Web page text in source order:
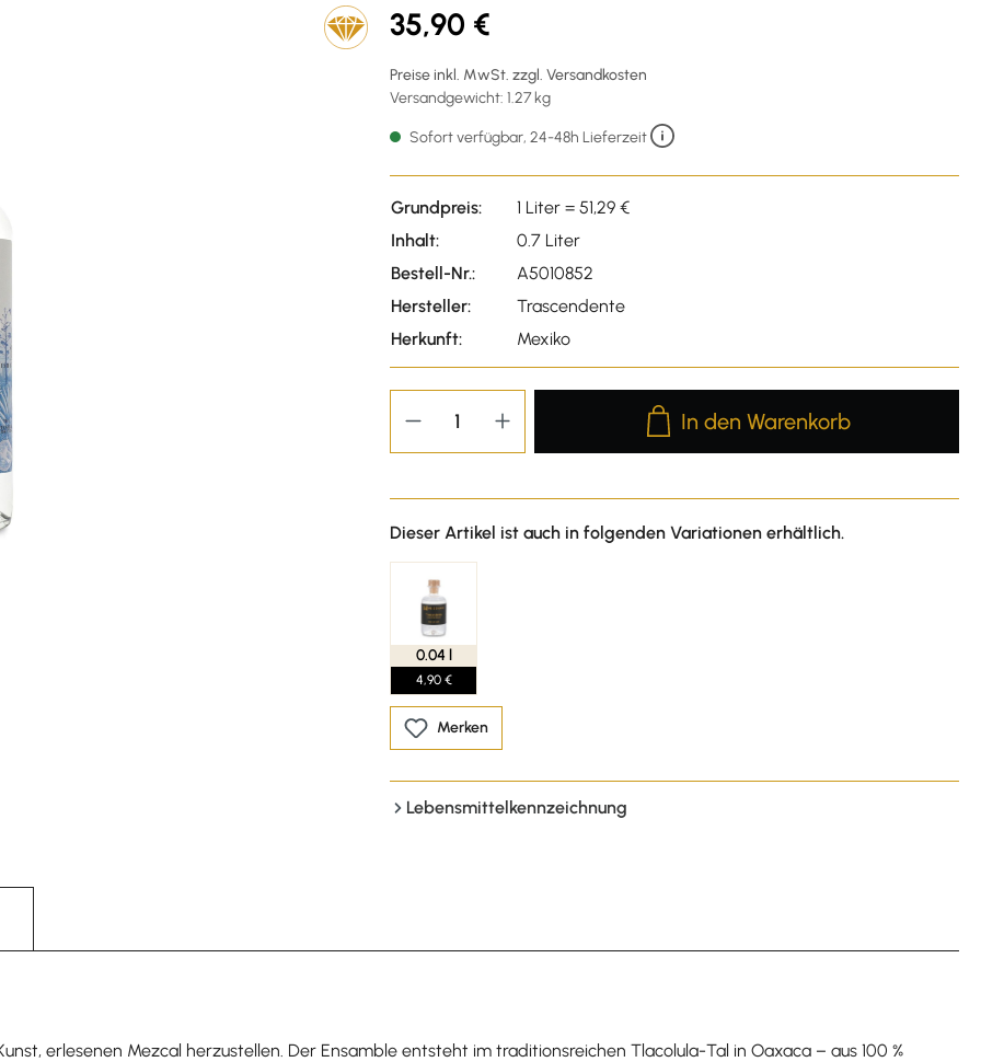
35,90 €
Preise inkl. MwSt. zzgl. Versandkosten
Versandgewicht: 1.27 kg
Sofort verfügbar, 24-48h Lieferzeit
Grundpreis:
1 Liter = 51,29 €
Inhalt:
0.7 Liter
Bestell-Nr.:
A5010852
Hersteller:
Trascendente
Herkunft:
Mexiko
Produkt Anzahl: Gib den
In den Warenkorb
Dieser Artikel ist auch in folgenden Variationen erhältlich.
0.04 l
4,90 €
Merken
Lebensmittelkennzeichnung
erlesenen Mezcal herzustellen. Der Ensamble entsteht im traditionsreichen Tlacolula-Tal in Oaxaca – aus 100 %